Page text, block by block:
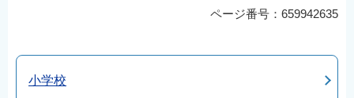
ページ番号：659942635
小学校